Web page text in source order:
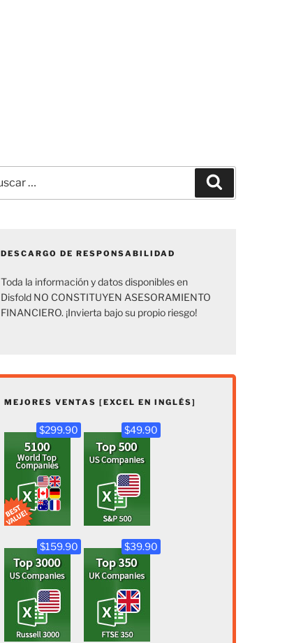
DESCARGO DE RESPONSABILIDAD
Toda la información y datos disponibles en
Disfold NO CONSTITUYEN ASESORAMIENTO
FINANCIERO. ¡Invierta bajo su propio riesgo!
MEJORES VENTAS [EXCEL EN INGLÉS]
$299.90 $49.90
$159.90 $39.90